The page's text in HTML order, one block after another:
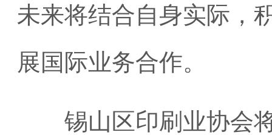
未来将结合自身实际，
展国际业务合作。
锡山区印刷业协会将